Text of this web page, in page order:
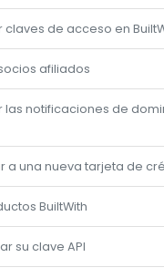
de acceso en
afiliados
las notificaciones de
a una nueva tarjeta de
BuiltWith
su clave API